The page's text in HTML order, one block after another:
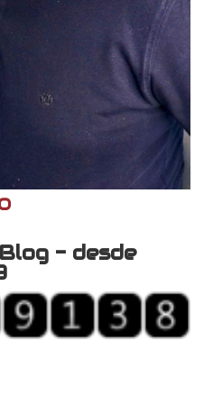
- desde